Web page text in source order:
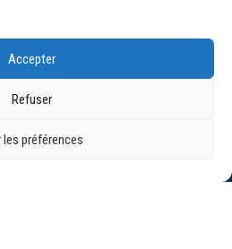
Accepter
Refuser
les préférences
omnisports.com